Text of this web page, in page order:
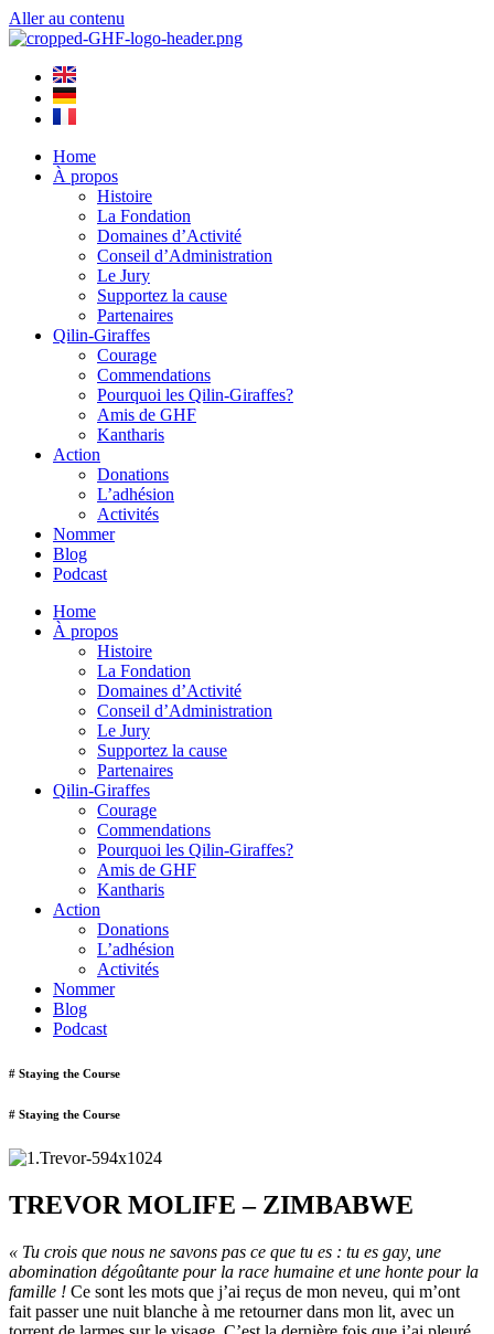
Aller au contenu
Home
À propos
Histoire
La Fondation
Domaines d’Activité
Conseil d’Administration
Le Jury
Supportez la cause
Partenaires
Qilin-Giraffes
Courage
Commendations
Pourquoi les Qilin-Giraffes?
Amis de GHF
Kantharis
Action
Donations
L’adhésion
Activités
Nommer
Blog
Podcast
Home
À propos
Histoire
La Fondation
Domaines d’Activité
Conseil d’Administration
Le Jury
Supportez la cause
Partenaires
Qilin-Giraffes
Courage
Commendations
Pourquoi les Qilin-Giraffes?
Amis de GHF
Kantharis
Action
Donations
L’adhésion
Activités
Nommer
Blog
Podcast
# Staying the Course
# Staying the Course
TREVOR MOLIFE – ZIMBABWE
« Tu crois que nous ne savons pas ce que tu es : tu es gay, une
abomination dégoûtante pour la race humaine et une honte pour la
famille ! Ce sont les mots que j’ai reçus de mon neveu, qui m’ont
fait passer une nuit blanche à me retourner dans mon lit, avec un